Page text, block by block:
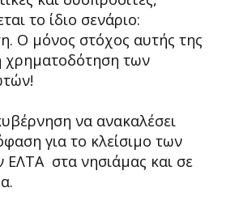
το ίδιο σενάριο:
Ο μόνος στόχος αυτής της
χρηματοδότηση των
να ανακαλέσει
για το κλείσιμο των
ΕΛΤΑ στα νησιάμας και σε